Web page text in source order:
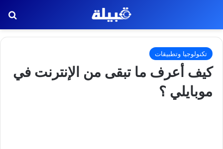
تكنولوجيا وتطبيقات
كيف أعرف ما تبقى من الإنترنت في
موبايلي ؟